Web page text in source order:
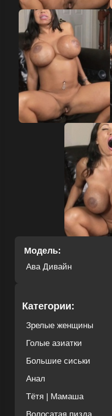
Модель:
Ава Дивайн
Категории:
Зрелые женщины
Голые азиатки
Большие сиськи
Анал
Тётя | Мамаша